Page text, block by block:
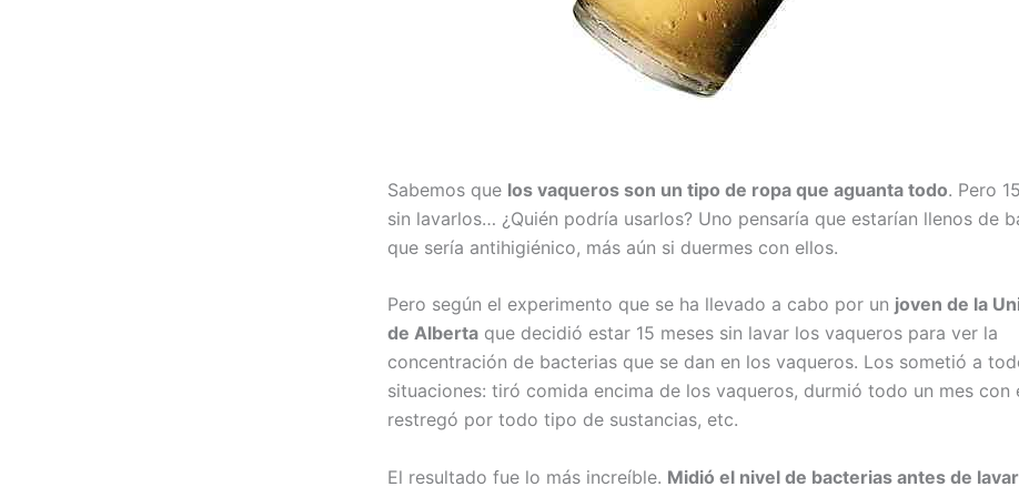
Sabemos que los vaqueros son un tipo de ropa que aguanta todo. Pero
sin lavarlos… ¿Quién podría usarlos? Uno pensaría que estarían llenos de
que sería antihigiénico, más aún si duermes con ellos.
Pero según el experimento que se ha llevado a cabo por un joven de la
de Alberta que decidió estar 15 meses sin lavar los vaqueros para ver la
concentración de bacterias que se dan en los vaqueros. Los sometió a
situaciones: tiró comida encima de los vaqueros, durmió todo un mes con
restregó por todo tipo de sustancias, etc.
El resultado fue lo más increíble. Midió el nivel de bacterias antes de